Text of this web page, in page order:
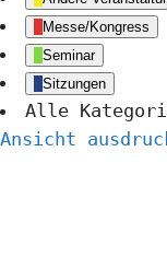
Messe/Kongress
Seminar
Sitzungen
Alle
Ansicht